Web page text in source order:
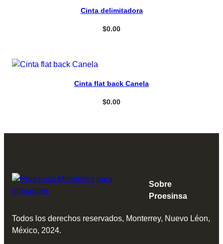
Cinta delimitadora
$0.00
Cinta flat back Canela
$0.00
Sobre
Proesinsa
Todos los derechos reservados, Monterrey, Nuevo Léon,
México, 2024.